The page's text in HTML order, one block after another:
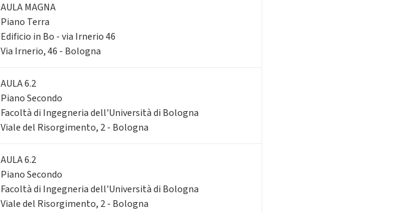
AULA MAGNA
Piano Terra
Edificio in Bo - via Irnerio 46
Via Irnerio, 46 - Bologna
AULA 6.2
Piano Secondo
Facoltà di Ingegneria dell'Università di Bologna
Viale del Risorgimento, 2 - Bologna
AULA 6.2
Piano Secondo
Facoltà di Ingegneria dell'Università di Bologna
Viale del Risorgimento, 2 - Bologna